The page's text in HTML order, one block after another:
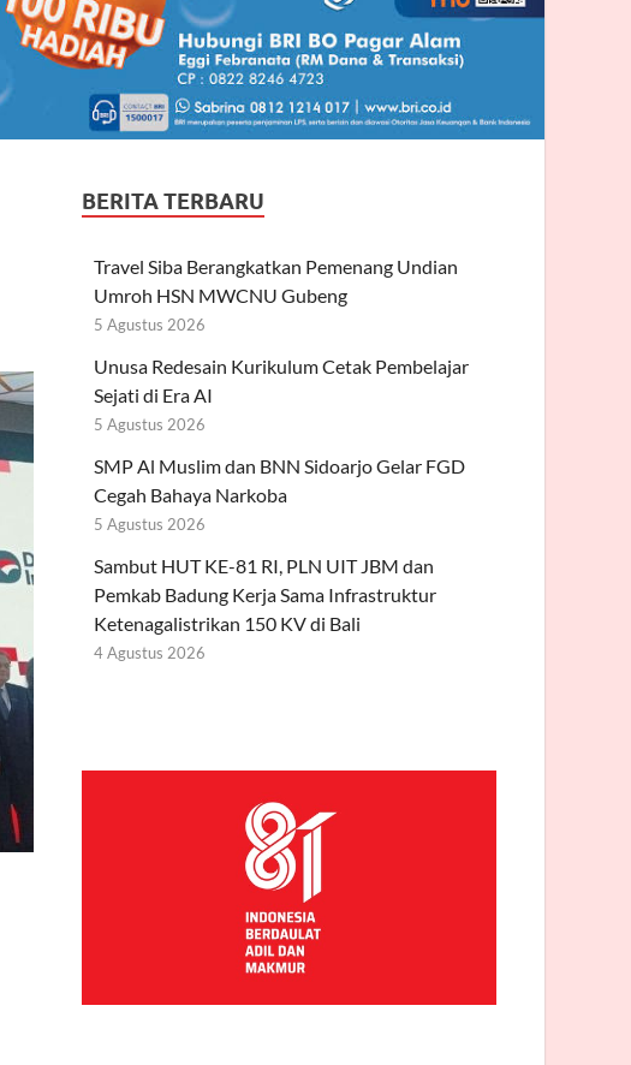
BERITA TERBARU
Travel Siba Berangkatkan Pemenang Undian
Umroh HSN MWCNU Gubeng
5 Agustus 2026
Unusa Redesain Kurikulum Cetak Pembelajar
Sejati di Era AI
5 Agustus 2026
SMP Al Muslim dan BNN Sidoarjo Gelar FGD
Cegah Bahaya Narkoba
5 Agustus 2026
Sambut HUT KE-81 RI, PLN UIT JBM dan
Pemkab Badung Kerja Sama Infrastruktur
Ketenagalistrikan 150 KV di Bali
4 Agustus 2026